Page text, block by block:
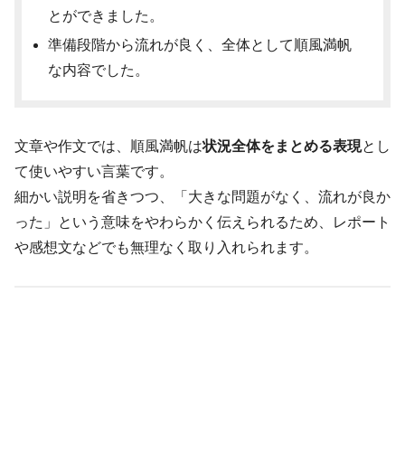
とができました。
準備段階から流れが良く、全体として順風満帆
な内容でした。
文章や作文では、順風満帆は状況全体をまとめる表現とし
て使いやすい言葉です。
細かい説明を省きつつ、「大きな問題がなく、流れが良か
った」という意味をやわらかく伝えられるため、レポート
や感想文などでも無理なく取り入れられます。